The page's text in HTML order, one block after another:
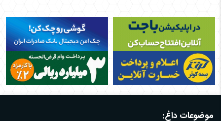
موضوعات داغ: